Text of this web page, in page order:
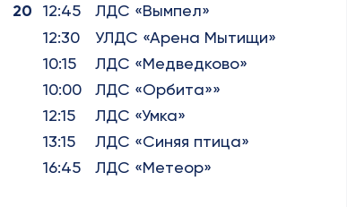
20 12:45
ЛДС «Вымпел»
12:30
УЛДС «Арена Мытищи»
10:15
ЛДС «Медведково»
10:00
ЛДС «Орбита»»
12:15
ЛДС «Умка»
13:15
ЛДС «Синяя птица»
16:45 ЛДС «Метеор»